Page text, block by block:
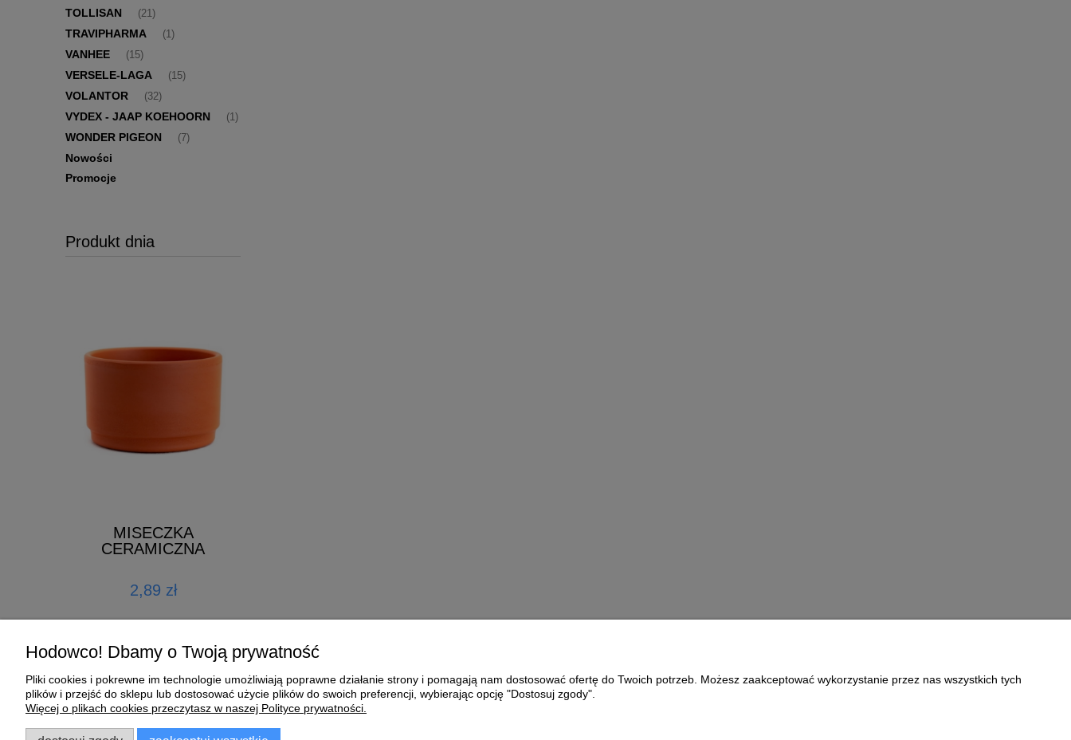
TOLLISAN (21)
TRAVIPHARMA (1)
VANHEE (15)
VERSELE-LAGA (15)
VOLANTOR (32)
VYDEX - JAAP KOEHOORN (1)
WONDER PIGEON (7)
Nowości
Promocje
Produkt dnia
MISECZKA
CERAMICZNA
2,89 zł
Pomoc Moje konto Płatności i dostawa O nas Informacje
Hodowco! Dbamy o Twoją prywatność
Pliki cookies i pokrewne im technologie umożliwiają poprawne działanie strony i pomagają nam dostosować ofertę do Twoich potrzeb. Możesz zaakceptować wykorzystanie przez nas wszystkich tych
plików i przejść do sklepu lub dostosować użycie plików do swoich preferencji, wybierając opcję "Dostosuj zgody".
Więcej o plikach cookies przeczytasz w naszej Polityce prywatności.